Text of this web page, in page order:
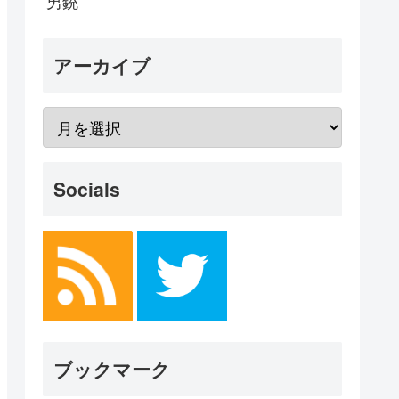
アーカイブ
Socials
ブックマーク